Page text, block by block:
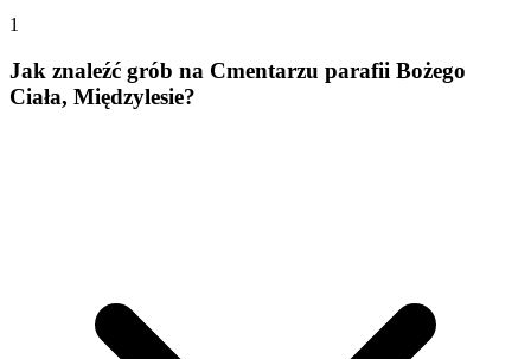
1
Jak znaleźć grób na Cmentarzu parafii Bożego
Ciała, Międzylesie?